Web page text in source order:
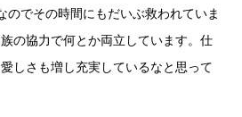
のでその時間にもだいぶ救われていま
の協力で何とか両立しています。仕
しさも増し充実しているなと思って